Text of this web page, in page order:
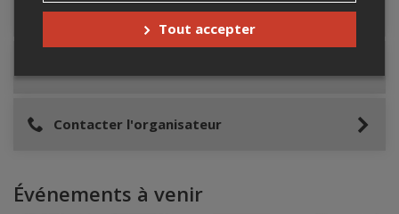
Détails de l'événement
Contacter l'organisateur
Événements à venir
Tout accepter